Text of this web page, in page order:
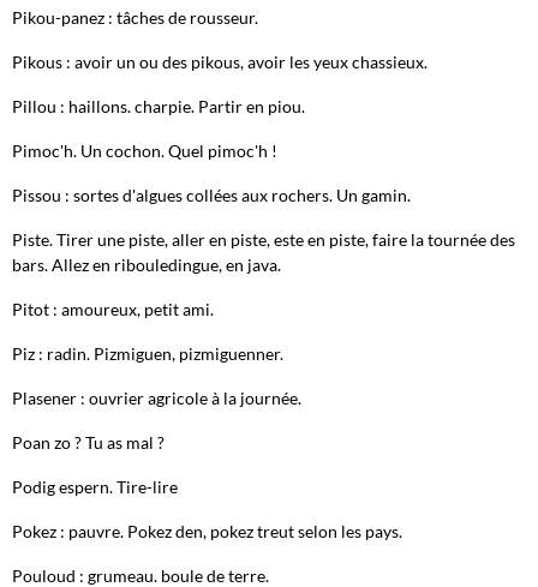
Pikou-panez : tâches de rousseur.
Pikous : avoir un ou des pikous, avoir les yeux chassieux.
Pillou : haillons. charpie. Partir en piou.
Pimoc'h. Un cochon. Quel pimoc'h !
Pissou : sortes d'algues collées aux rochers. Un gamin.
Piste. Tirer une piste, aller en piste, este en piste, faire la tournée des
bars. Allez en ribouledingue, en java.
Pitot : amoureux, petit ami.
Piz : radin. Pizmiguen, pizmiguenner.
Plasener : ouvrier agricole à la journée.
Poan zo ? Tu as mal ?
Podig espern. Tire-lire
Pokez : pauvre. Pokez den, pokez treut selon les pays.
Pouloud : grumeau. boule de terre.